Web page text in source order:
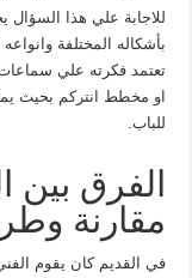
للاجابة علي هذا السؤال
بأشكاله المختلفة
تعتمد فكرته علي
او مخطط انتركم بحيث
للباب.
الفرق بين
مقارنة
في القديم كان يقوم